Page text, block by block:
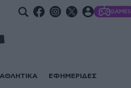
GAMES
ΑΘΛΗΤΙΚΑ ΕΦΗΜΕΡΙΔΕΣ